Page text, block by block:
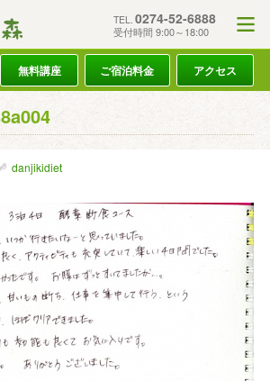
TEL. 0274-52-6888
受付時間 9:00～18:00
無料講座 ご宿泊料金 アクセス
danjikidiet